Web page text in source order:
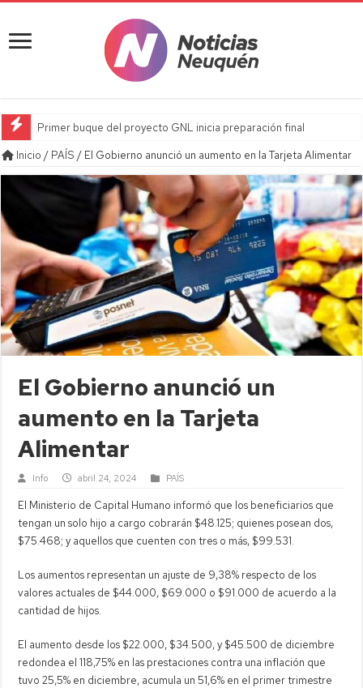
Primer buque del proyecto GNL inicia preparación final
Inicio / PAÍS / El Gobierno anunció un aumento en la Tarjeta Alimentar
El Gobierno anunció un
aumento en la Tarjeta
Alimentar
Info abril 24, 2024 PAÍS
El Ministerio de Capital Humano informó que los beneficiarios que
tengan un solo hijo a cargo cobrarán $48.125; quienes posean dos,
$75.468; y aquellos que cuenten con tres o más, $99.531.
Los aumentos representan un ajuste de 9,38% respecto de los
valores actuales de $44.000, $69.000 o $91.000 de acuerdo a la
cantidad de hijos.
El aumento desde los $22.000, $34.500, y $45.500 de diciembre
redondea el 118,75% en las prestaciones contra una inflación que
tuvo 25,5% en diciembre, acumula un 51,6% en el primer trimestre